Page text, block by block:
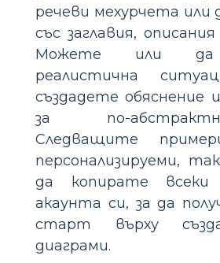
речеви мехурчета или
със заглавия,
Можете или да
реалистична
създадете обяснение
за по-
Следващите
персонализируеми,
да копирате
акаунта си, за да
старт върху
диаграми.